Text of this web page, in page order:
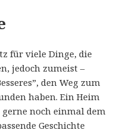
für viele Dinge, die
jedoch zumeist –
den Weg zum
haben. Ein Heim
noch einmal dem
Geschichte